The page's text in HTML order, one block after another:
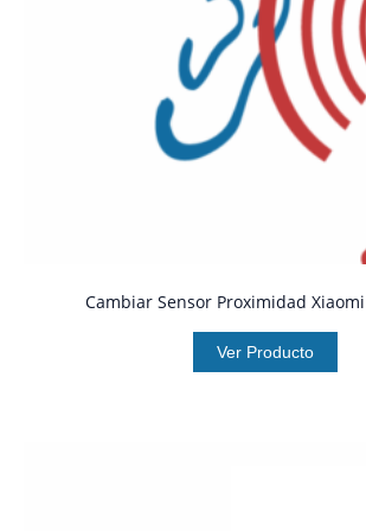
Cambiar Sensor Proximidad Xiaomi
Ver Producto